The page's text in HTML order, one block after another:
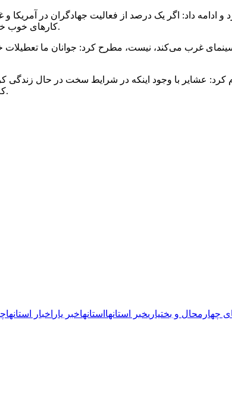
داد: اگر یک درصد از فعالیت جهادگران در
کارهای خوب خود را نادیده می‌گیریم و پیوست رسانه‌ای عملکردمان ضعیف است.
که سینمای غرب می‌کند، نیست، مطرح کرد: جوانان ما
عشایر با وجود اینکه در شرایط سخت در حال زندگی
که تقدیم ۱۰ هزار شهید عشایری کشور سندی بر تائید این مهم است.
چهارمحال و بختیاریخبر استانها استانهاخبر یار اخبار استانها